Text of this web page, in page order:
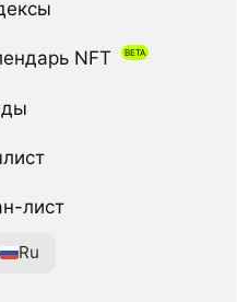
NFT
лист
Ru